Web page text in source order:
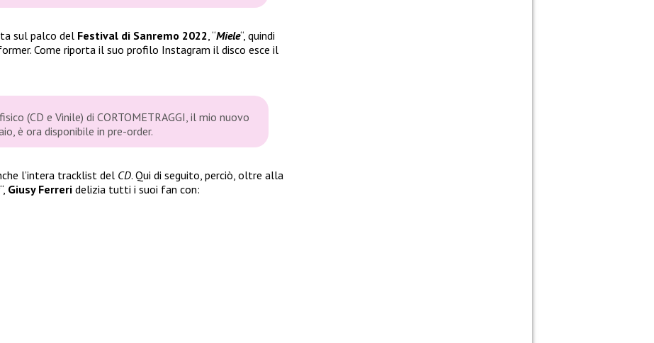
sul palco del Festival di Sanremo 2022, “Miele“, quindi
Come riporta il suo profilo Instagram il disco esce il
(CD e Vinile) di CORTOMETRAGGI, il mio nuovo
è ora disponibile in pre-order.
l’intera tracklist del CD. Qui di seguito, perciò, oltre alla
“, Giusy Ferreri delizia tutti i suoi fan con: